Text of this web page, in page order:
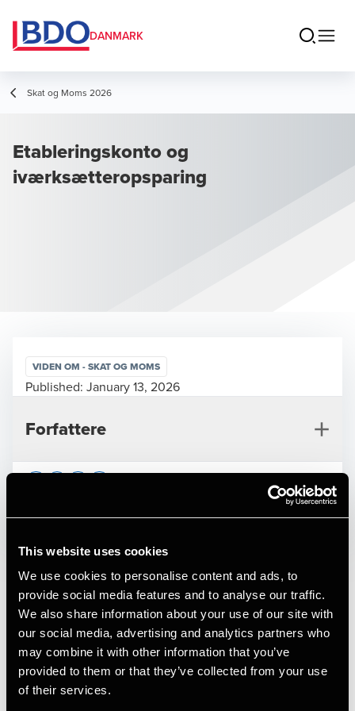
This website uses cookies
We use cookies to personalise content and ads, to
provide social media features and to analyse our traffic.
We also share information about your use of our site with
our social media, advertising and analytics partners who
may combine it with other information that you’ve
provided to them or that they’ve collected from your use
of their services.
DANMARK
Skat og Moms 2026
Etableringskonto og
iværksætteropsparing
der drømmer om at få sin egen virksomhed,
prøver derfor efter bedste evne at spare op.
En god startkapital øger nemlig chancerne
for succes.
I skattereglerne er der god hjælp at hente for dem, der
sparer op til at starte
virksomhed. Der gives nemlig skattefradrag for den type
opsparing. Der findes
VIDEN OM - SKAT OG MOMS
Published: January 13, 2026
Forfattere
Jesper Larsen
Partner, Tax Legal